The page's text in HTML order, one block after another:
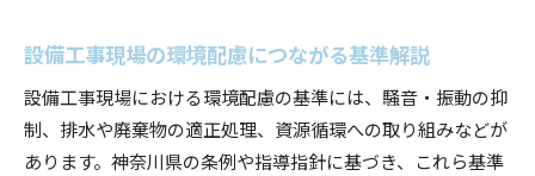
設備工事現場の環境配慮につながる基準解説
設備工事現場における環境配慮の基準には、騒音・振動の抑
制、排水や廃棄物の適正処理、資源循環への取り組みなどが
あります。神奈川県の条例や指導指針に基づき、これら基準